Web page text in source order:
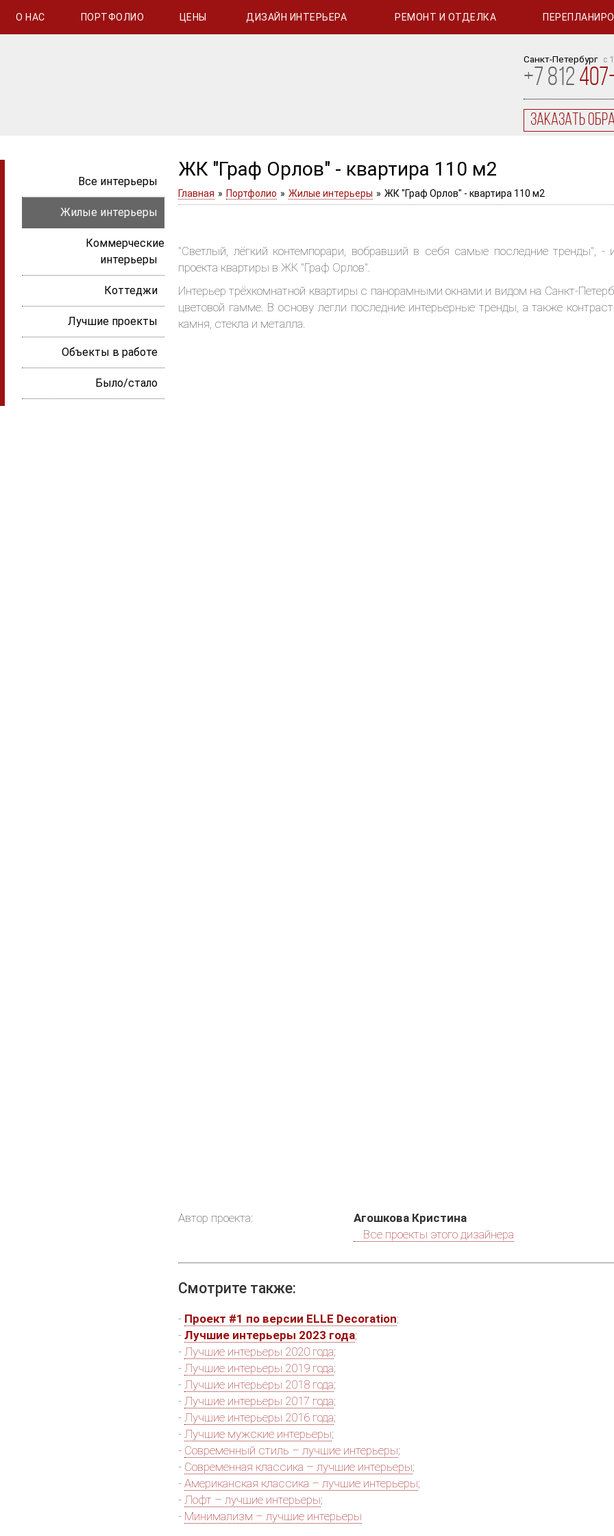
О НАС ПОРТФОЛИО ЦЕНЫ ДИЗАЙН ИНТЕРЬЕРА РЕМОНТ И ОТДЕЛКА
Санкт-Петербург с
+7 812
заказать
Все интерьеры
Жилые интерьеры
Коммерческие
интерьеры
Коттеджи
Лучшие проекты
Объекты в работе
Было/стало
ЖК "Граф Орлов" - квартира 110 м2
Главная » Портфолио » Жилые интерьеры » ЖК "Граф Орлов" - квартира 110 м2
"Светлый, лёгкий контемпорари, вобравший в себя самые последние тренды", -
проекта квартиры в ЖК "Граф Орлов".
Интерьер трёхкомнатной квартиры с панорамными окнами и видом на Санкт-
цветовой гамме. В основу легли последние интерьерные тренды, а также
камня, стекла и металла.
Автор проекта:
Агошкова Кристина
Все проекты этого дизайнера
Смотрите также:
- Проект #1 по версии ELLE Decoration;
- Лучшие интерьеры 2023 года;
- Лучшие интерьеры 2020 года;
- Лучшие интерьеры 2019 года;
- Лучшие интерьеры 2018 года;
- Лучшие интерьеры 2017 года;
- Лучшие интерьеры 2016 года;
- Лучшие мужские интерьеры;
- Современный стиль – лучшие интерьеры;
- Современная классика – лучшие интерьеры;
- Американская классика – лучшие интерьеры;
- Лофт – лучшие интерьеры;
- Минимализм – лучшие интерьеры